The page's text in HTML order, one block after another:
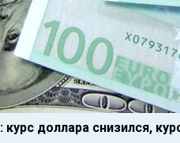
доллара снизился,